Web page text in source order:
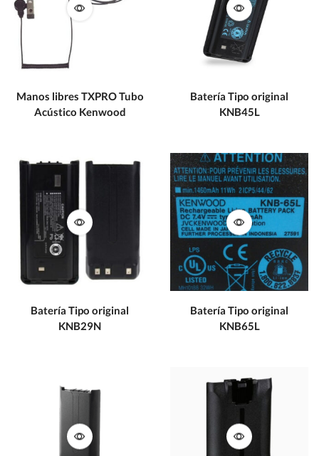
Manos libres TXPRO Tubo
Acústico Kenwood
Batería Tipo original
KNB45L
Batería Tipo original
KNB29N
Batería Tipo original
KNB65L